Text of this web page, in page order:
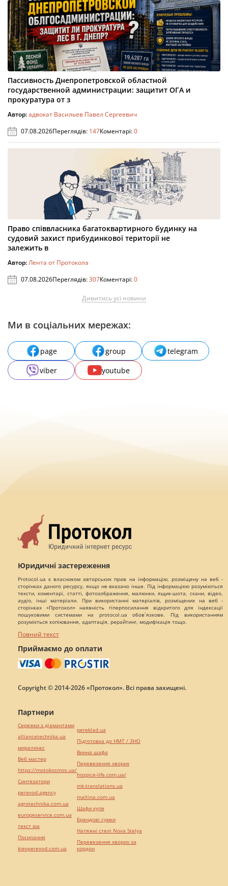
Пассивность Днепропетровской областной
государственной администрации: защитит ОГА и
прокуратура от з
Автор:адвокат Васильев Павел Сергеевич
07.08.2026Переглядів: 147Коментарі:0
Право співвласника багатоквартирного будинку на
судовий захист прибудинкової території не
залежить в
Автор:Лента от Протокола
07.08.2026Переглядів:307Коментарі:0
Дивитись усі новини
Ми в соціальних мережах:
page group
telegram
viber
youtube
Юридичні застереження
Protocol.ua є власником авторських прав на інформацію, розміщену на веб -
сторінках даного ресурсу, якщо не вказано інше. Під інформацією розуміються
тексти, коментарі, статті, фотозображення, малюнки, ящик-шота, скани, відео,
аудіо, інші матеріали. При використанні матеріалів, розміщених на веб -
сторінках «Протокол» наявність гіперпосилання відкритого для індексації
пошуковими системами на protocol.ua обов`язкове. Під використанням
розуміється копіювання, адаптація, рерайтинг, модифікація тощо.
Повний текст
Приймаємо до оплати
Copyright © 2014-2026 «Протокол». Всі права захищені.
Партнери
Сережки з діамантами
alliancetechnika.ua
миралинкс
Веб мастер
https://motokosmos.ua/
Синтезатори
perevod.agency
agrotechnika.com.ua
europeservice.com.ua
текст юа
Посилання
kievperevod.com.ua
pereklad.ua
Підготовка до НМТ / ЗНО
Винна шафа
Перевезення хворих
hospice-life.com.ua/
mk-translations.ua
maltina.com.ua
Шафи купе
Брендові сумки
Натяжні стелі Nova Stelya
Перевезення хворих за
кордон